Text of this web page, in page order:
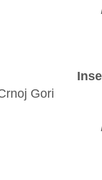
Gori